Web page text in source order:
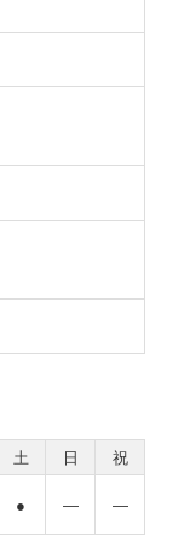
土 日
祝
● ― ―